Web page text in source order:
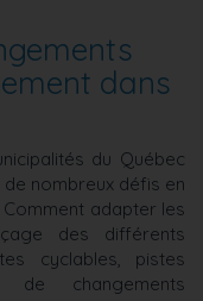
dans
du Québec
nombreux défis en
adapter les
des différents
cyclables, pistes
de changements